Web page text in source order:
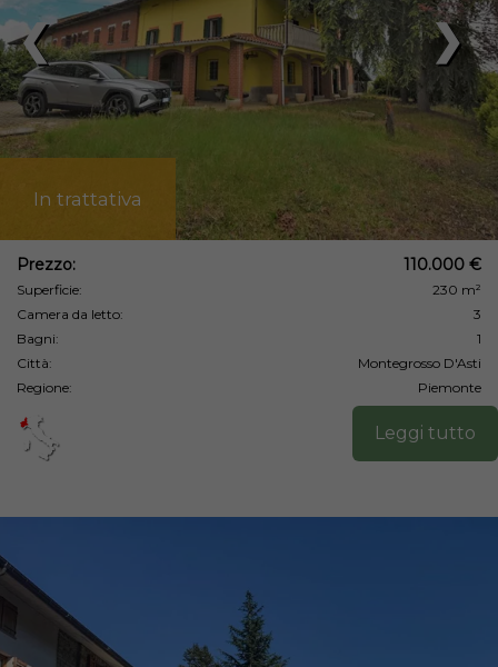
❯
❮
In trattativa
Prezzo: 110.000 €
Superficie:
230 m²
Camera da letto:
3
Bagni:
1
Città:
Montegrosso D'Asti
Regione:
Piemonte
Leggi tutto